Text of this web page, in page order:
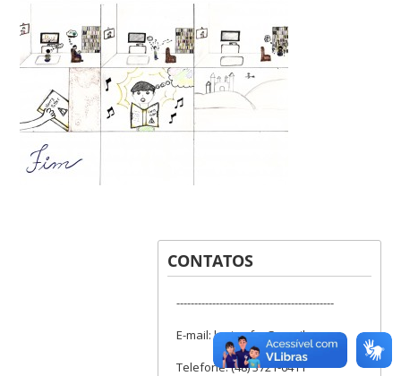
CONTATOS
--------------------------------------------
E-mail: lapis.ufsc@gmail.com
Telefone: (48) 3721-6411